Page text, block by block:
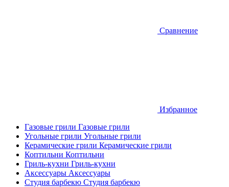
Сравнение
Избранное
Газовые грили Газовые грили
Угольные грили Угольные грили
Керамические грили Керамические грили
Коптильни Коптильни
Гриль-кухни Гриль-кухни
Аксессуары Аксессуары
Студия барбекю Студия барбекю